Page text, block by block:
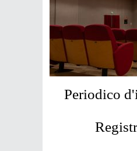
Periodico